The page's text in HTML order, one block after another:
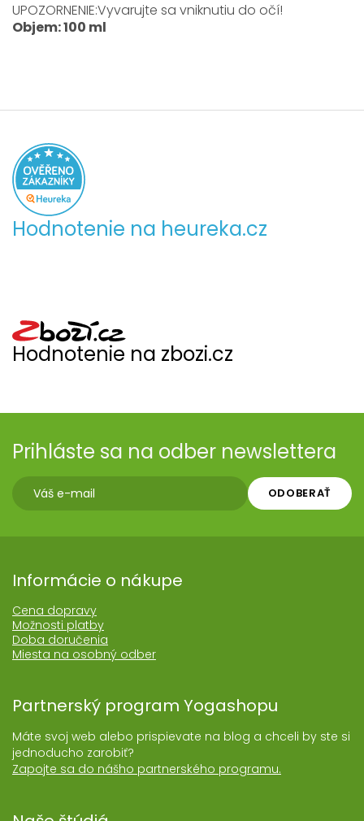
UPOZORNENIE:Vyvarujte sa vniknutiu do očí!
Objem: 100 ml
Hodnotenie na heureka.cz
Hodnotenie na zbozi.cz
Prihláste sa na odber newslettera
ODOBERAŤ
Informácie o nákupe
Cena dopravy
Možnosti platby
Doba doručenia
Miesta na osobný odber
Partnerský program Yogashopu
Máte svoj web alebo prispievate na blog a chceli by ste si
jednoducho zarobiť?
Zapojte sa do nášho partnerského programu.